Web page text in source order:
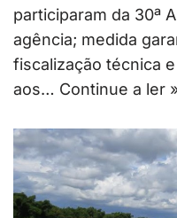
participaram da 30ª
agência; medida
fiscalização técnica
aos… Continue a ler